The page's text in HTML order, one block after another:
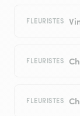
FLEURISTES
FLEURISTES
FLEURISTES